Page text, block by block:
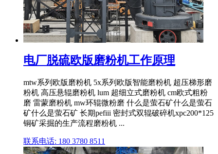
电厂脱硫欧版磨粉机工作原理
mtw系列欧版磨粉机 5x系列欧版智能磨粉机 超压梯形磨
粉机 高压悬辊磨粉机 lum 超细立式磨粉机 cm欧式粗粉
磨 雷蒙磨粉机 mw环辊微粉磨 什么是萤石矿什么是萤石
矿什么是萤石矿 长期pefiii 密封式双辊破碎机xpc200*125
铜矿采掘的生产流程磨粉机 ...
联系电话: 180 3780 8511